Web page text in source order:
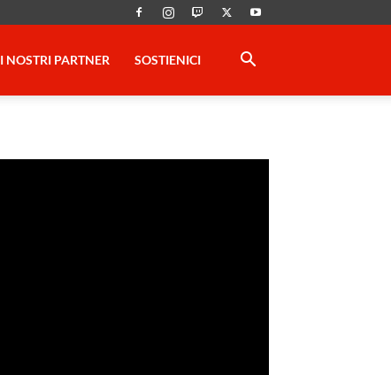
I NOSTRI PARTNER SOSTIENICI